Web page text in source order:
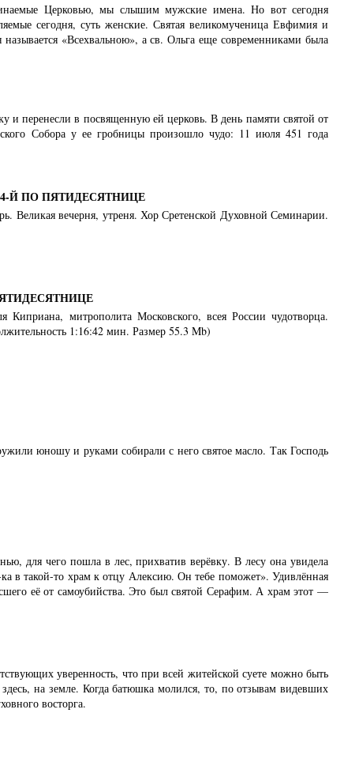
Церковью, мы слышим мужские имена. Но вот сегодня
сегодня, суть женские. Святая великомученица Евфимия и
«Всехвальною», а св. Ольга еще современниками была
перенесли в посвященную ей церковь. В день памяти святой от
Собора у ее гробницы произошло чудо: 11 июля 451 года
Й ПО ПЯТИДЕСЯТНИЦЕ
Великая вечерня, утреня. Хор Сретенской Духовной Семинарии.
митрополита Московского, всея России чудотворца.
1:16:42 мин. Размер 55.3 Mb)
юношу и руками собирали с него святое масло. Так Господь
для чего пошла в лес, прихватив верёвку. В лесу она увидела
в такой-то храм к отцу Алексию. Он тебе поможет». Удивлённая
её от самоубийства. Это был святой Серафим. А храм этот —
уверенность, что при всей житейской суете можно быть
на земле. Когда батюшка молился, то, по отзывам видевших
восторга.